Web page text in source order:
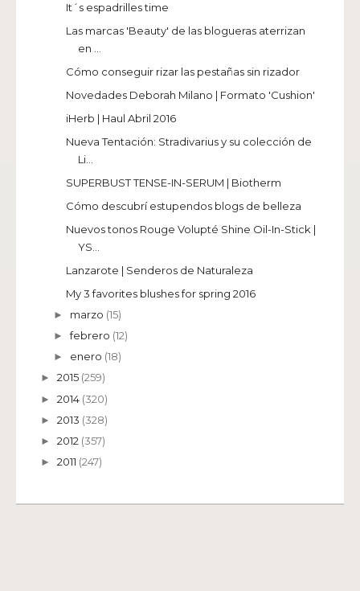
It´s espadrilles time
Las marcas 'Beauty' de las blogueras aterrizan
en ...
Cómo conseguir rizar las pestañas sin rizador
Novedades Deborah Milano | Formato 'Cushion'
iHerb | Haul Abril 2016
Nueva Tentación: Stradivarius y su colección de
Li...
SUPERBUST TENSE-IN-SERUM | Biotherm
Cómo descubrí estupendos blogs de belleza
Nuevos tonos Rouge Volupté Shine Oil-In-Stick |
YS...
Lanzarote | Senderos de Naturaleza
My 3 favorites blushes for spring 2016
► marzo (15)
►febrero (12)
► enero (18)
► 2015 (259)
► 2014 (320)
► 2013 (328)
► 2012 (357)
► 2011 (247)